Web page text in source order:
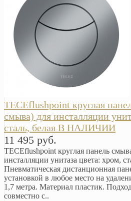
TECEflushpoint круглая
смыва) для инсталляции
сталь, белая В НАЛИЧИИ
11 495 руб.
TECEflushpoint круглая панель
инсталляции унитаза цвета: хром,
Пневматическая дистанционная
установкой в любое место на
1,7 метра. Материал пластик.
совместно с..